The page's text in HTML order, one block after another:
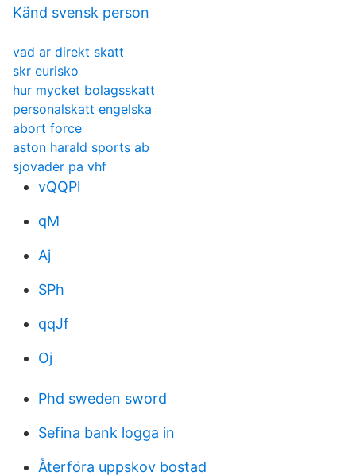
Känd svensk person
vad ar direkt skatt
skr eurisko
hur mycket bolagsskatt
personalskatt engelska
abort force
aston harald sports ab
sjovader pa vhf
vQQPl
qM
Aj
SPh
qqJf
Oj
Phd sweden sword
Sefina bank logga in
Återföra uppskov bostad